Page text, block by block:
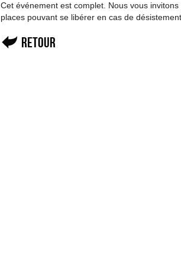
Cet événement est complet. Nous vous
places pouvant se libérer en cas de désistement.
Retour